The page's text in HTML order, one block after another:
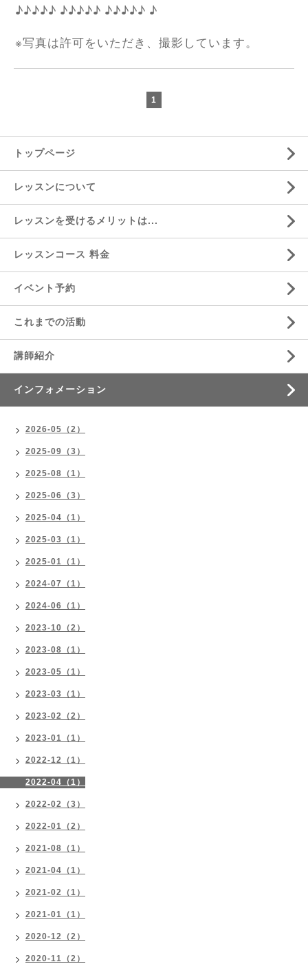
♪♪♪♪♪ ♪♪♪♪♪ ♪♪♪♪♪ ♪
※写真は許可をいただき、撮影しています。
1
トップページ
レッスンについて
レッスンを受けるメリットは...
レッスンコース 料金
イベント予約
これまでの活動
講師紹介
インフォメーション
2026-05（2）
2025-09（3）
2025-08（1）
2025-06（3）
2025-04（1）
2025-03（1）
2025-01（1）
2024-07（1）
2024-06（1）
2023-10（2）
2023-08（1）
2023-05（1）
2023-03（1）
2023-02（2）
2023-01（1）
2022-12（1）
2022-04（1）
2022-02（3）
2022-01（2）
2021-08（1）
2021-04（1）
2021-02（1）
2021-01（1）
2020-12（2）
2020-11（2）